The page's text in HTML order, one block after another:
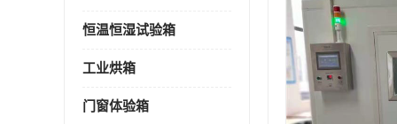
恒温恒湿试验箱
工业烘箱
门窗体验箱